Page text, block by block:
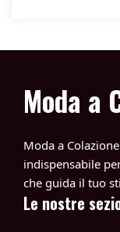
Moda a
Moda a
indispensabile
che guida il tuo
Le nostre